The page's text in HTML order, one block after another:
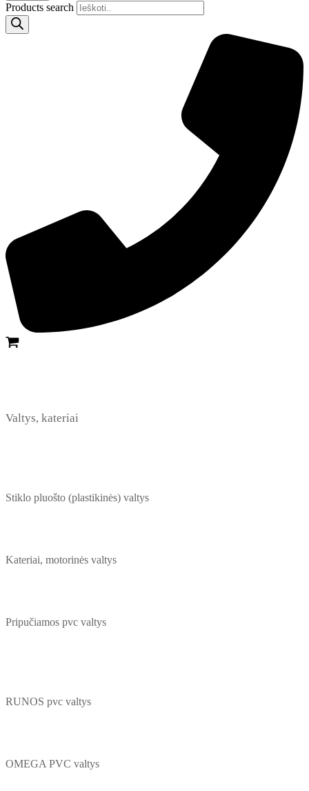
Products search
Valtys, kateriai
Stiklo pluošto (plastikinės) valtys
Kateriai, motorinės valtys
Pripučiamos pvc valtys
RUNOS pvc valtys
OMEGA PVC valtys